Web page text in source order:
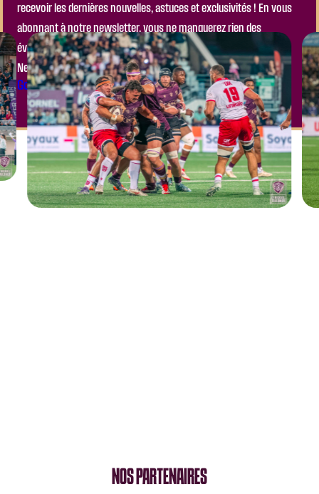
recevoir les dernières nouvelles, astuces et exclusivités ! En vous
abonnant à notre newsletter, vous ne manquerez rien des
événements à venir, ni des actualités importantes de notre club.
Ne laissez pas passer l’occasion de faire partie de l’aventure !
Go to the Module
NOS PARTENAIRES